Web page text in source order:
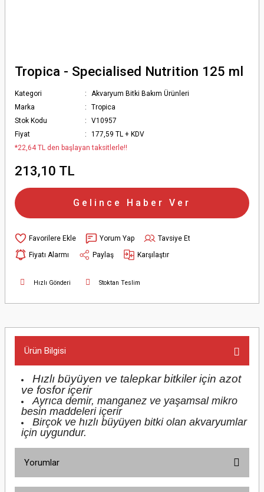
Tropica - Specialised Nutrition 125 ml
Kategori
Akvaryum Bitki Bakım Ürünleri
Marka
Tropica
Stok Kodu
V10957
Fiyat
177,59 TL + KDV
*22,64 TL den başlayan taksitlerle!!
213,10 TL
Gelince Haber Ver
Yorum Yap
Tavsiye Et
Fiyatı Alarmı
Paylaş Karşılaştır
Hızlı Gönderi Stoktan Teslim
Ürün Bilgisi
Hızlı büyüyen ve talepkar bitkiler için azot
ve fosfor içerir
Ayrıca demir, manganez ve yaşamsal mikro
besin maddeleri içerir
Birçok ve hızlı büyüyen bitki olan akvaryumlar
için uygundur.
Yorumlar